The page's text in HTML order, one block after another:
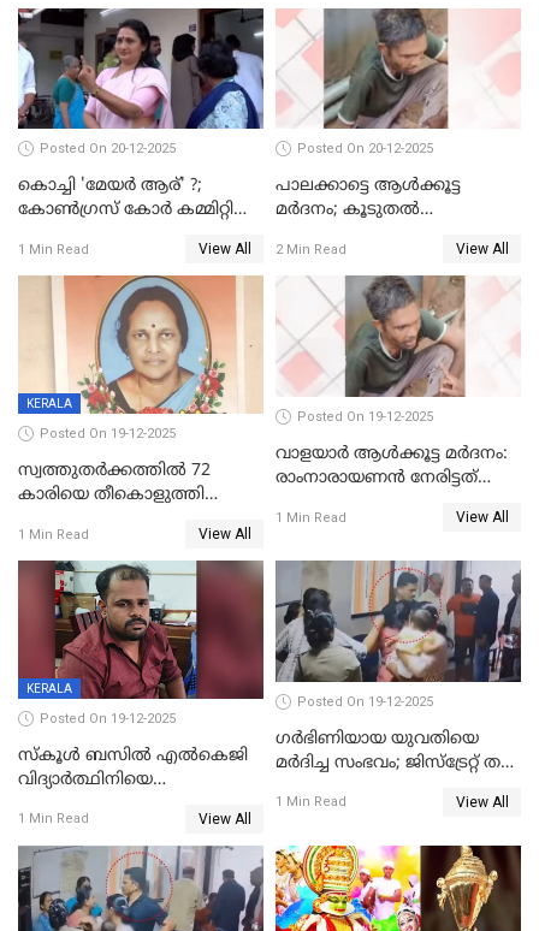
Posted On 20-12-2025
കൊച്ചി 'മേയർ ആര്' ?;
കോണ്‍ഗ്രസ് കോര്‍ കമ്മിറ്റി
1 Min Read View All
Posted On 20-12-2025
പാലക്കാട്ടെ ആള്‍ക്കൂട്ട
മര്‍ദനം; കൂടുതല്‍
അംഗ സംഘമെന്ന് വിവരം
2 Min Read View All
KERALA
Posted On 19-12-2025
സ്വത്തുതര്‍ക്കത്തില്‍ 72
കാരിയെ തീകൊളുത്തി
ക്രൂരകൊലപാതകത്തില്‍
സഹോദരിപുത്രന് ജീവപര്യന്തം
1 Min Read View All
Posted On 19-12-2025
വാളയാർ ആൾക്കൂട്ട മർദനം:
രാംനാരായണൻ നേരിട്ടത്
നാൽപ്പതിലേറെ
റിപ്പോർട്ട്
1 Min Read View All
KERALA
Posted On 19-12-2025
സ്കൂൾ ബസിൽ എൽകെജി
വിദ്യാര്‍ത്ഥിനിയെ
ക്ലീനര്‍ പിടിയിൽ
1 Min Read View All
Posted On 19-12-2025
ഗര്‍ഭിണിയായ യുവതിയെ
മര്‍ദിച്ച സംഭവം; ജിസ്‌ട്രേറ്റ് തല
യുവതി
1 Min Read View All